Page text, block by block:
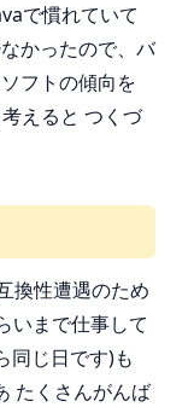
で慣れていて
かったので、バ
フトの傾向を
えると つくづ
換性遭遇のため
いまで仕事して
同じ日です)も
たくさんがんば